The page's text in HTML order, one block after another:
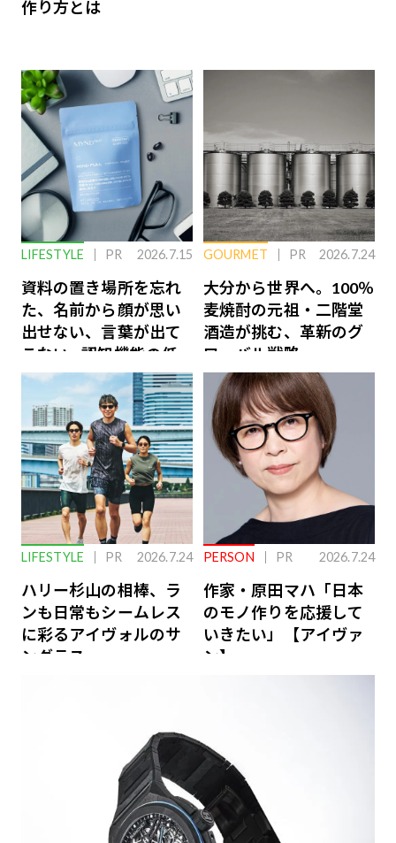
作り方とは
LIFESTYLE PR 2026.7.15
資料の置き場所を忘れ
た、名前から顔が思い
出せない、言葉が出て
こない…認知機能の低
下を救う、脳のインナ
ーケアとは
GOURMET PR 2026.7.24
大分から世界へ。100％
麦焼酎の元祖・二階堂
酒造が挑む、革新のグ
ローバル戦略
LIFESTYLE PR 2026.7.24
ハリー杉山の相棒、ラ
ンも日常もシームレス
に彩るアイヴォルのサ
ングラス
PERSON PR 2026.7.24
作家・原田マハ「日本
のモノ作りを応援して
いきたい」【アイヴァ
ン】